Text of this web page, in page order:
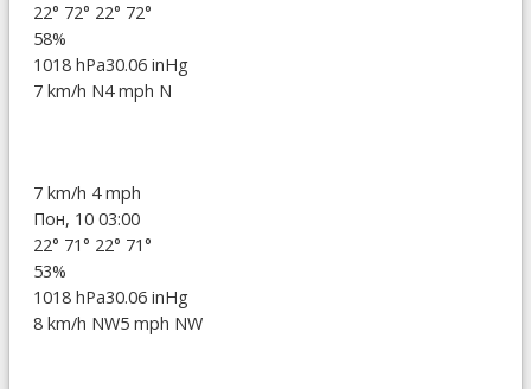
22° 72° 22° 72°
58%
1018 hPa30.06 inHg
7 km/h N4 mph N
7 km/h 4 mph
Пон, 10 03:00
22° 71° 22° 71°
53%
1018 hPa30.06 inHg
8 km/h NW5 mph NW